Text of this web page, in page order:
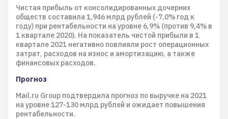
Чистая прибыль от консолидированных дочерних
обществ составила 1,946 млрд рублей (-7,0% год к
году) при рентабельности на уровне 6,9% (против 9,4% в
1 квартале 2020). На показатель чистой прибыли в 1
квартале 2021 негативно повлияли рост операционных
затрат, расходов на износ и амортизацию, а также
финансовых расходов.
Прогноз
Mail.ru Group подтвердила прогноз по выручке на 2021
на уровне 127-130 млрд рублей и ожидает повышения
рентабельности.